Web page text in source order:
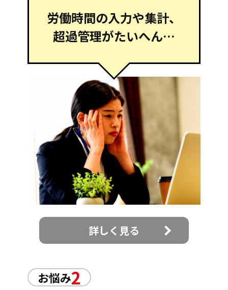
労働時間の入力や集計、
超過管理がたいへん…
詳しく見る
お悩み2